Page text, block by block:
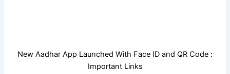
New Aadhar App Launched With Face ID and QR Code :
Important Links